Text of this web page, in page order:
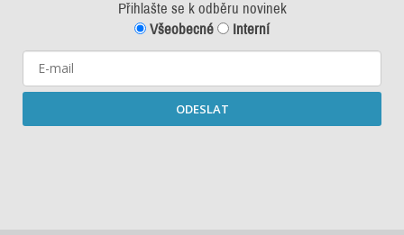
Přihlašte se k odběru novinek
Všeobecné
Interní
ODESLAT